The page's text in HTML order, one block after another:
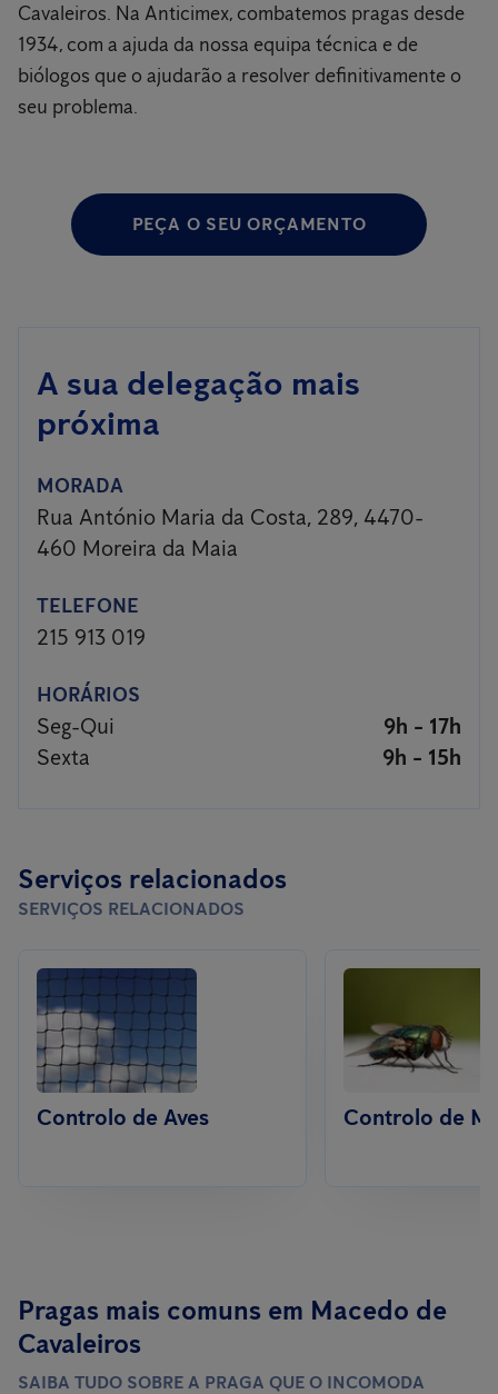
Cavaleiros. Na Anticimex, combatemos pragas desde
1934, com a ajuda da nossa equipa técnica e de
biólogos que o ajudarão a resolver definitivamente o
seu problema.
PEÇA O SEU ORÇAMENTO
A sua delegação mais
próxima
MORADA
Rua António Maria da Costa, 289, 4470-
460 Moreira da Maia
TELEFONE
215 913 019
HORÁRIOS
Seg-Qui
9h - 17h
Sexta
9h - 15h
Serviços relacionados
SERVIÇOS RELACIONADOS
Controlo de Aves Controlo de
Pragas mais comuns em Macedo de
Cavaleiros
SAIBA TUDO SOBRE A PRAGA QUE O INCOMODA